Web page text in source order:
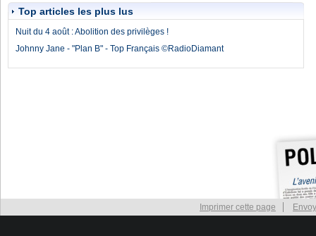
Top articles les plus lus
Nuit du 4 août : Abolition des privilèges !
Johnny Jane - "Plan B" - Top Français ©RadioDiamant
Imprimer cette page